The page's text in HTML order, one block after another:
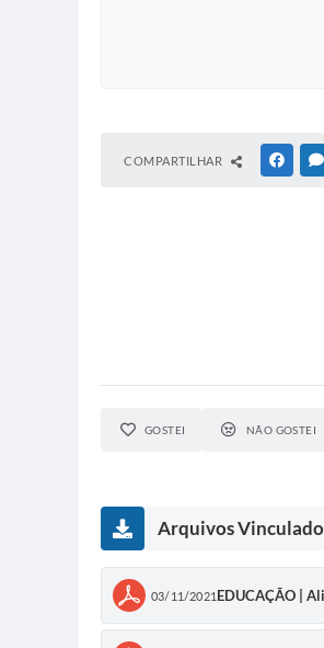
COMPARTILHAR
GOSTEI NÃO GOSTEI
Arquivos
03/11/2021 EDUCAÇÃO |